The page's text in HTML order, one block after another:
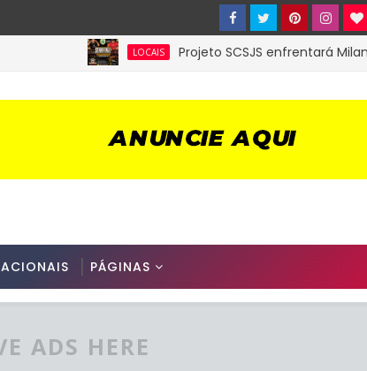
LOCAIS Projeto SCSJS enfrentará Milan de
PÁGINAS
ADS HERE